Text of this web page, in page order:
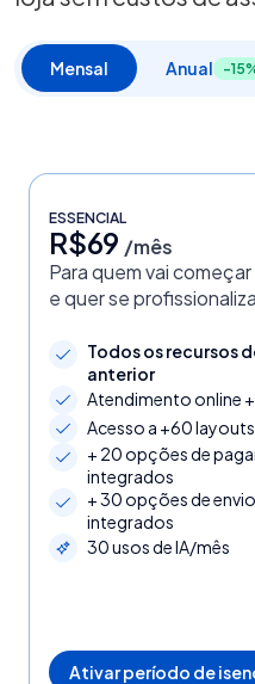
Mensal Anual -
ESSENCIAL
R$69 /mês
Para quem vai
e quer se
Todos os recursos
anterior
Atendimento online
Acesso a +60
+ 20 opções de
integrados
+ 30 opções de
integrados
30 usos de IA/mês
Ativar período de